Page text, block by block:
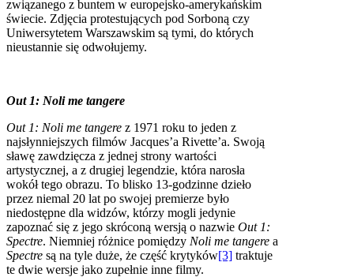
związanego z buntem w europejsko-amerykańskim
świecie. Zdjęcia protestujących pod Sorboną czy
Uniwersytetem Warszawskim są tymi, do których
nieustannie się odwołujemy.
Out 1: Noli me tangere
Out 1: Noli me tangere z 1971 roku to jeden z
najsłynniejszych filmów Jacques’a Rivette’a. Swoją
sławę zawdzięcza z jednej strony wartości
artystycznej, a z drugiej legendzie, która narosła
wokół tego obrazu. To blisko 13-godzinne dzieło
przez niemal 20 lat po swojej premierze było
niedostępne dla widzów, którzy mogli jedynie
zapoznać się z jego skróconą wersją o nazwie Out 1:
Spectre. Niemniej różnice pomiędzy Noli me tangere a
Spectre są na tyle duże, że część krytyków[3] traktuje
te dwie wersje jako zupełnie inne filmy.